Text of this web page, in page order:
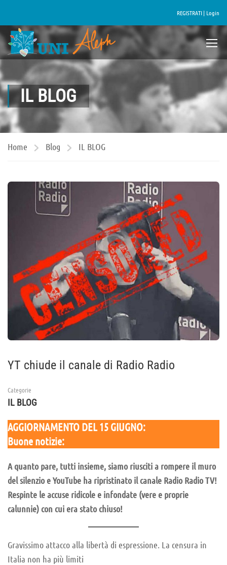
REGISTRATI | Login
IL BLOG
Home Blog IL BLOG
YT chiude il canale di Radio Radio
Categorie
IL BLOG
AGGIORNAMENTO DEL 15 GIUGNO:
Buone notizie:
A quanto pare, tutti insieme, siamo riusciti a rompere il muro
del silenzio e YouTube ha ripristinato il canale Radio Radio TV!
Respinte le accuse ridicole e infondate (vere e proprie
calunnie) con cui era stato chiuso!
Gravissimo attacco alla libertà di espressione. La censura in
Italia non ha più limiti